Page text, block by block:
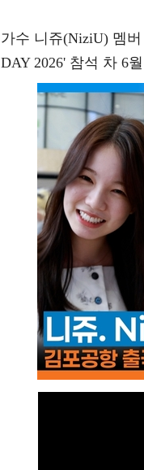
가수 니쥬(NiziU) 멤
DAY 2026' 참석 차 6